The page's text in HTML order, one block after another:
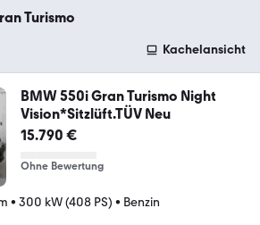
Turismo
Kachelansicht
BMW 550i Gran Turismo Night
Vision*Sitzlüft.TÜV Neu
15.790 €
Ohne Bewertung
• 300 kW (408 PS) • Benzin